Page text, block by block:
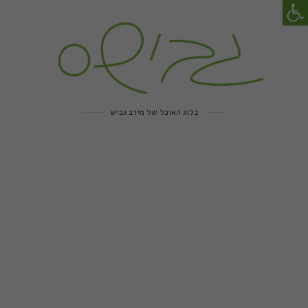
בלוג האוכל של מירב גביש